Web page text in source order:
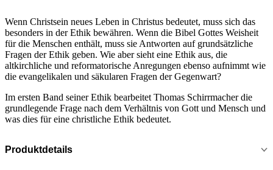
Wenn Christsein neues Leben in Christus bedeutet, muss sich das
besonders in der Ethik bewähren. Wenn die Bibel Gottes Weisheit
für die Menschen enthält, muss sie Antworten auf grundsätzliche
Fragen der Ethik geben. Wie aber sieht eine Ethik aus, die
altkirchliche und reformatorische Anregungen ebenso aufnimmt wie
die evangelikalen und säkularen Fragen der Gegenwart?
Im ersten Band seiner Ethik bearbeitet Thomas Schirrmacher die
grundlegende Frage nach dem Verhältnis von Gott und Mensch und
was dies für eine christliche Ethik bedeutet.
Produktdetails